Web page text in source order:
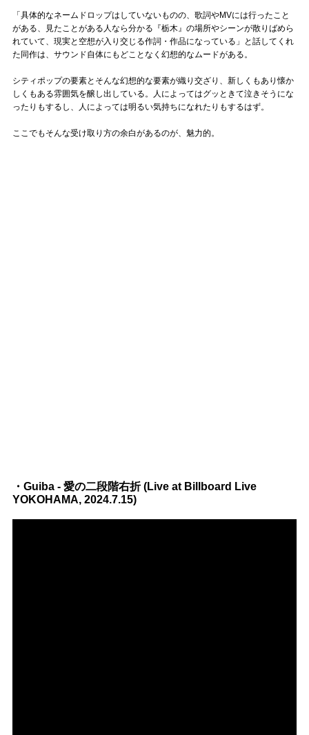
「具体的なネームドロップはしていないものの、歌詞やMVには行ったこと
がある、見たことがある人なら分かる『栃木』の場所やシーンが散りばめら
れていて、現実と空想が入り交じる作詞・作品になっている」と話してくれ
た同作は、サウンド自体にもどことなく幻想的なムードがある。
シティポップの要素とそんな幻想的な要素が織り交ざり、新しくもあり懐か
しくもある雰囲気を醸し出している。人によってはグッときて泣きそうにな
ったりもするし、人によっては明るい気持ちになれたりもするはず。
ここでもそんな受け取り方の余白があるのが、魅力的。
・Guiba - 愛の二段階右折 (Live at Billboard Live
YOKOHAMA, 2024.7.15)